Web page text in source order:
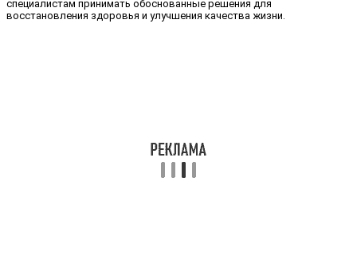
специалистам принимать обоснованные решения для
восстановления здоровья и улучшения качества жизни.